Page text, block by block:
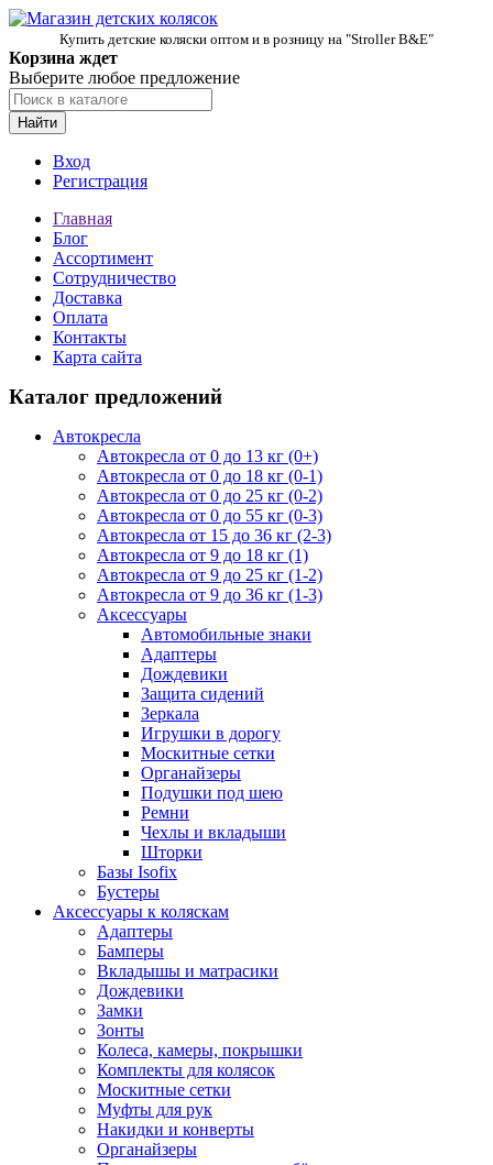
Купить детские коляски оптом и в розницу на "Stroller B&E"
Корзина ждет
Выберите любое предложение
Найти
Вход
Регистрация
Главная
Блог
Ассортимент
Сотрудничество
Доставка
Оплата
Контакты
Карта сайта
Каталог предложений
Автокресла
Автокресла от 0 до 13 кг (0+)
Автокресла от 0 до 18 кг (0-1)
Автокресла от 0 до 25 кг (0-2)
Автокресла от 0 до 55 кг (0-3)
Автокресла от 15 до 36 кг (2-3)
Автокресла от 9 до 18 кг (1)
Автокресла от 9 до 25 кг (1-2)
Автокресла от 9 до 36 кг (1-3)
Аксессуары
Автомобильные знаки
Адаптеры
Дождевики
Защита сидений
Зеркала
Игрушки в дорогу
Москитные сетки
Органайзеры
Подушки под шею
Ремни
Чехлы и вкладыши
Шторки
Базы Isofix
Бустеры
Аксессуары к коляскам
Адаптеры
Бамперы
Вкладышы и матрасики
Дождевики
Замки
Зонты
Колеса, камеры, покрышки
Комплекты для колясок
Москитные сетки
Муфты для рук
Накидки и конверты
Органайзеры